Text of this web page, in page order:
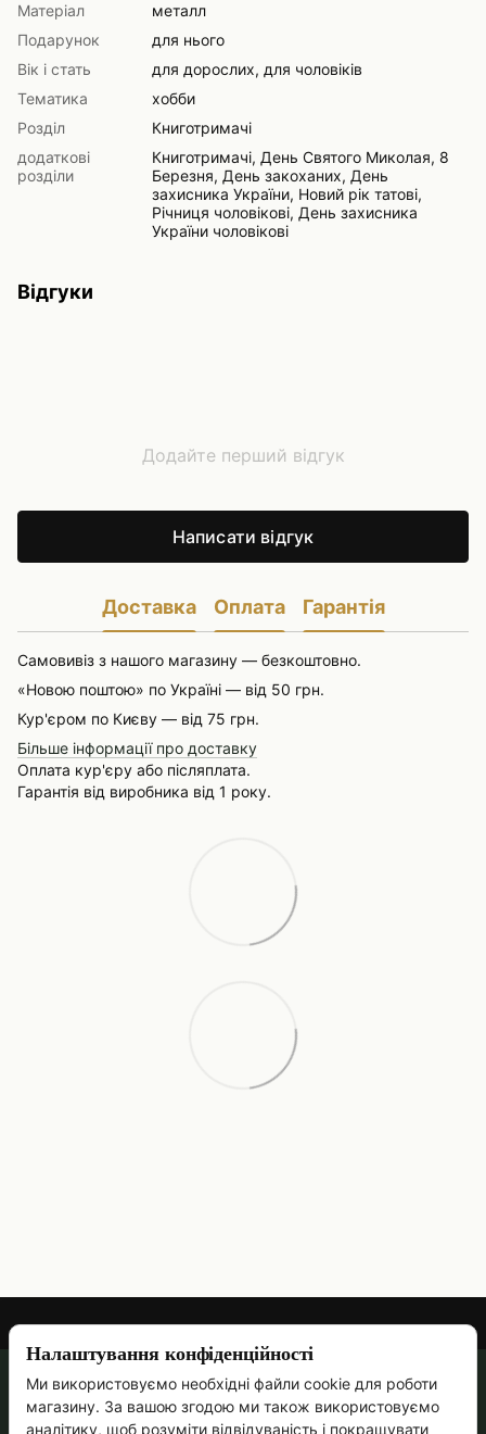
Матеріал
металл
Подарунок
для нього
Вік і стать
для дорослих, для чоловіків
Тематика
хобби
Розділ
Книготримачі
додаткові
розділи
Книготримачі, День Святого Миколая, 8
Березня, День закоханих, День
захисника України, Новий рік татові,
Річниця чоловікові, День захисника
України чоловікові
Відгуки
Додайте перший відгук
Написати відгук
Доставка Оплата Гарантія
Самовивіз з нашого магазину — безкоштовно.
«Новою поштою» по Україні — від 50 грн.
Кур'єром по Києву — від 75 грн.
Більше інформації про доставку
Оплата кур'єру або післяплата.
Гарантія від виробника від 1 року.
067 473-69-90
Контактна інформація
Налаштування конфіденційності
Ми використовуємо необхідні файли cookie для роботи
магазину. За вашою згодою ми також використовуємо
аналітику, щоб розуміти відвідуваність і покращувати